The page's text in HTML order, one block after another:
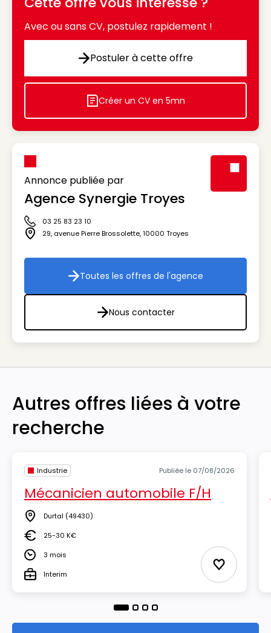
Avec ou sans CV, postulez rapidement !
Postuler à cette offre
Postuler à cette offre
Icon decorative
Créer un CV en 5mn
Annonce publiée par
Agence Synergie Troyes
Icône téléphone
03 25 83 23 10
Icône adresse
29, avenue Pierre Brossolette,10000 Troyes
Toutes les offres de l'agence
Toutes les offres de l'agence
Nous contacter
Nous contacter
Autres offres liées à votre
recherche
Industrie Publiée le 07/08/2026
Mécanicien automobile F/H
Lieu Durtal (49430)
Salaire25-30 K€
Durée3 mois
TypeInterim Ajouter